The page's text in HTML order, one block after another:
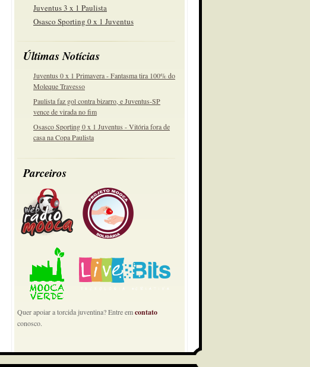
Juventus 3 x 1 Paulista
Osasco Sporting 0 x 1 Juventus
Últimas Notícias
Juventus 0 x 1 Primavera - Fantasma tira 100% do
Moleque Travesso
Paulista faz gol contra bizarro, e Juventus-SP
vence de virada no fim
Osasco Sporting 0 x 1 Juventus - Vitória fora de
casa na Copa Paulista
Parceiros
Quer apoiar a torcida juventina? Entre emcontato
conosco.